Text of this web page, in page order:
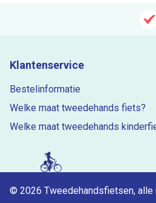
Klantenservice
Bestelinformatie
Welke maat tweedehands fiets?
Welke maat tweedehands
© 2026 Tweedehandsfietsen, alle